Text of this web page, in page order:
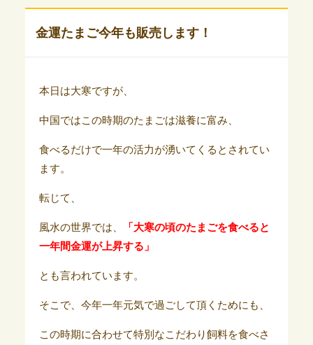
金運たまご今年も販売します！
本日は大寒ですが、
中国ではこの時期のたまごは滋養に富み、
食べるだけで一年の活力が湧いてくるとされてい
ます。
転じて、
風水の世界では、
「大寒の頃のたまごを食べると
一年間金運が上昇する」
とも言われています。
そこで、今年一年元気で過ごして頂くためにも、
この時期に合わせて特別なこだわり飼料を食べさ